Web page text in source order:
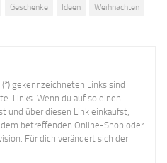
Geschenke Ideen Weihnachten
gekennzeichneten Links sind
Links. Wenn du auf so einen
und über diesen Link einkaufst,
betreffenden Online-Shop oder
Für dich verändert sich der